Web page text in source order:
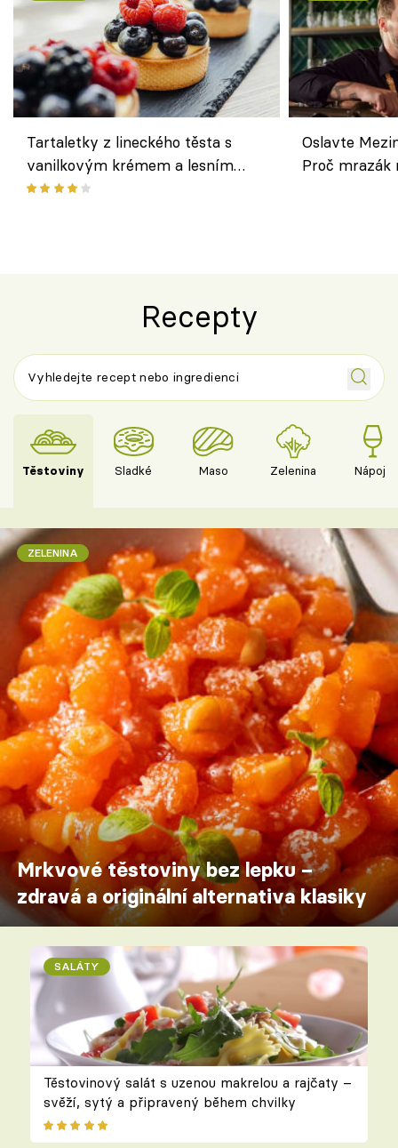
Tartaletky z lineckého těsta s
vanilkovým krémem a lesním
ovocem podle Bread Society
Oslavte
Proč
Recepty
Těstoviny Sladké Maso Zelenina Nápoje
ZELENINA
Mrkvové těstoviny bez lepku –
zdravá a originální alternativa klasiky
SALÁTY
Těstovinový salát s uzenou makrelou a rajčaty –
svěží, sytý a připravený během chvilky